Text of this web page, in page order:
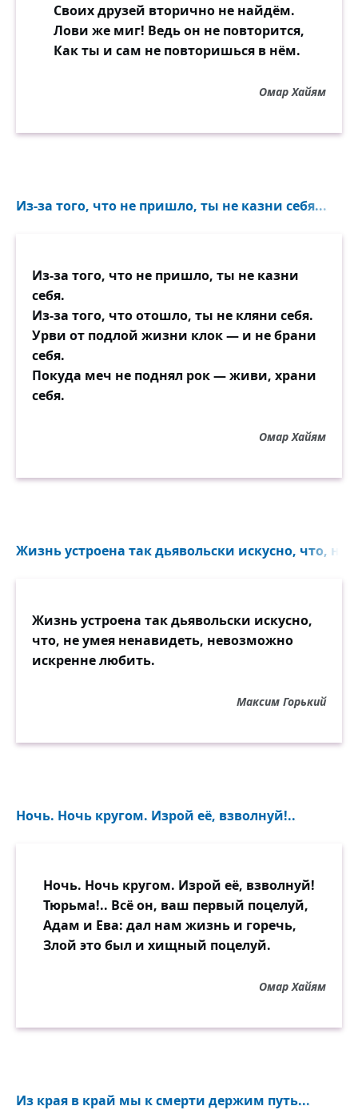
Своих друзей вторично не найдём.
Лови же миг! Ведь он не повторится,
Как ты и сам не повторишься в нём.
Омар Хайям
Из-за того, что не пришло, ты не казни себя...
Из-за того, что не пришло, ты не казни
себя.
Из-за того, что отошло, ты не кляни себя.
Урви от подлой жизни клок — и не брани
себя.
Покуда меч не поднял рок — живи, храни
себя.
Омар Хайям
Жизнь устроена так дьявольски искусно, что, не
Жизнь устроена так дьявольски искусно,
что, не умея ненавидеть, невозможно
искренне любить.
Максим Горький
Ночь. Ночь кругом. Изрой её, взволнуй!..
Ночь. Ночь кругом. Изрой её, взволнуй!
Тюрьма!.. Всё он, ваш первый поцелуй,
Адам и Ева: дал нам жизнь и горечь,
Злой это был и хищный поцелуй.
Омар Хайям
Из края в край мы к смерти держим путь...